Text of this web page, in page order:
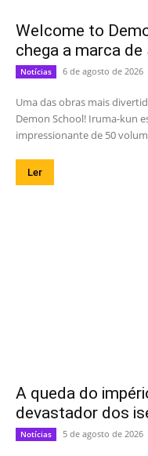
Welcome to
chega a marca
Notícias 6 de agosto de 2026
Uma das obras mais
Demon School! Iruma-kun
impressionante de 50
Ler
A queda do
devastador dos
Notícias 5 de agosto de 2026